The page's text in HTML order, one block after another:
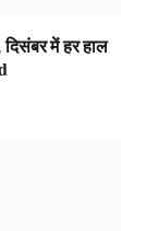
में हर हाल